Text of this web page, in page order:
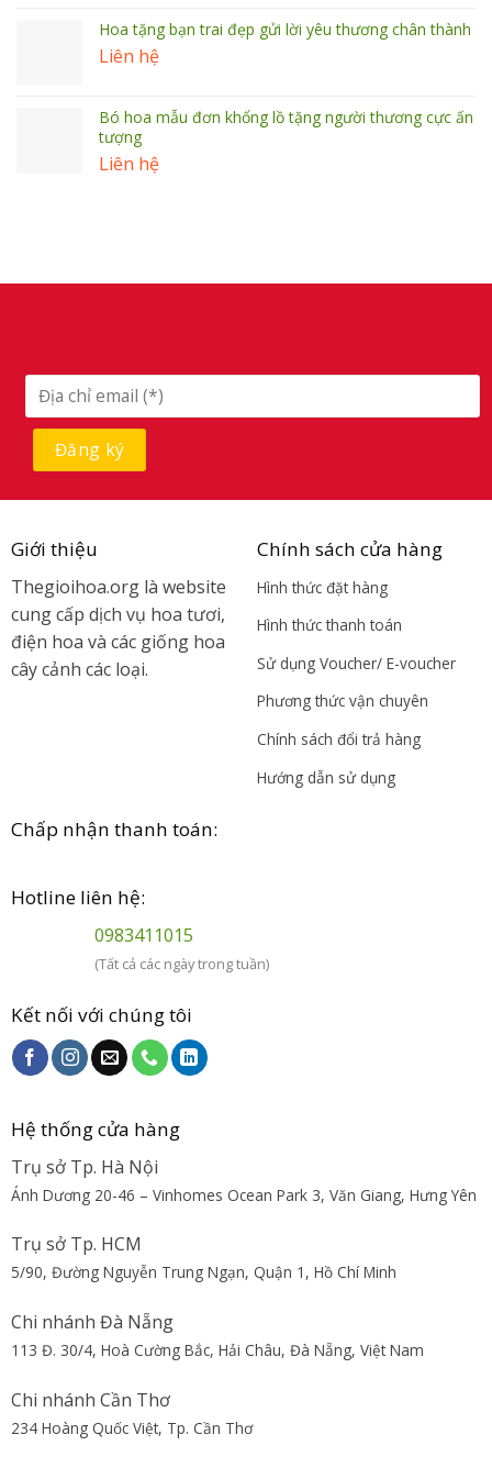
Hoa tặng bạn trai đẹp gửi lời yêu thương chân thành
Liên hệ
Bó hoa mẫu đơn khổng lồ tặng người thương cực ấn
tượng
Liên hệ
Giới thiệu
Thegioihoa.org là website
cung cấp dịch vụ hoa tươi,
điện hoa và các giống hoa
cây cảnh các loại.
Chính sách cửa hàng
Hình thức đặt hàng
Hình thức thanh toán
Sử dụng Voucher/ E-voucher
Phương thức vận chuyên
Chính sách đổi trả hàng
Hướng dẫn sử dụng
Chấp nhận thanh toán:
Hotline liên hệ:
0983411015
(Tất cả các ngày trong tuần)
Kết nối với chúng tôi
Hệ thống cửa hàng
Trụ sở Tp. Hà Nội
Ánh Dương 20-46 – Vinhomes Ocean Park 3, Văn Giang, Hưng Yên
Trụ sở Tp. HCM
5/90, Đường Nguyễn Trung Ngạn, Quận 1, Hồ Chí Minh
Chi nhánh Đà Nẵng
113 Đ. 30/4, Hoà Cường Bắc, Hải Châu, Đà Nẵng, Việt Nam
Chi nhánh Cần Thơ
234 Hoàng Quốc Việt, Tp. Cần Thơ